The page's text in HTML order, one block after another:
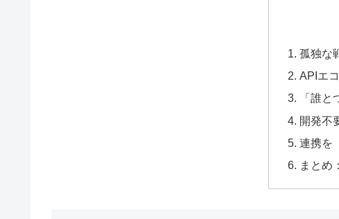
孤独な
APIエ
「誰
開発不
連携を
まとめ